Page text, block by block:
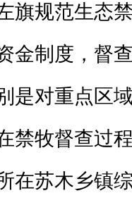
旗规范生态
金制度 ， 督
是对重点区
禁牧督查过
在苏木乡镇